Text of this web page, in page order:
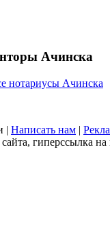
Ачинска
нотариусы Ачинска
| Написать нам |
гиперссылка на